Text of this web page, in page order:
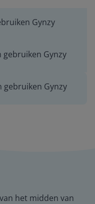
Gynzy
gebruiken Gynzy
gebruiken Gynzy
het midden van